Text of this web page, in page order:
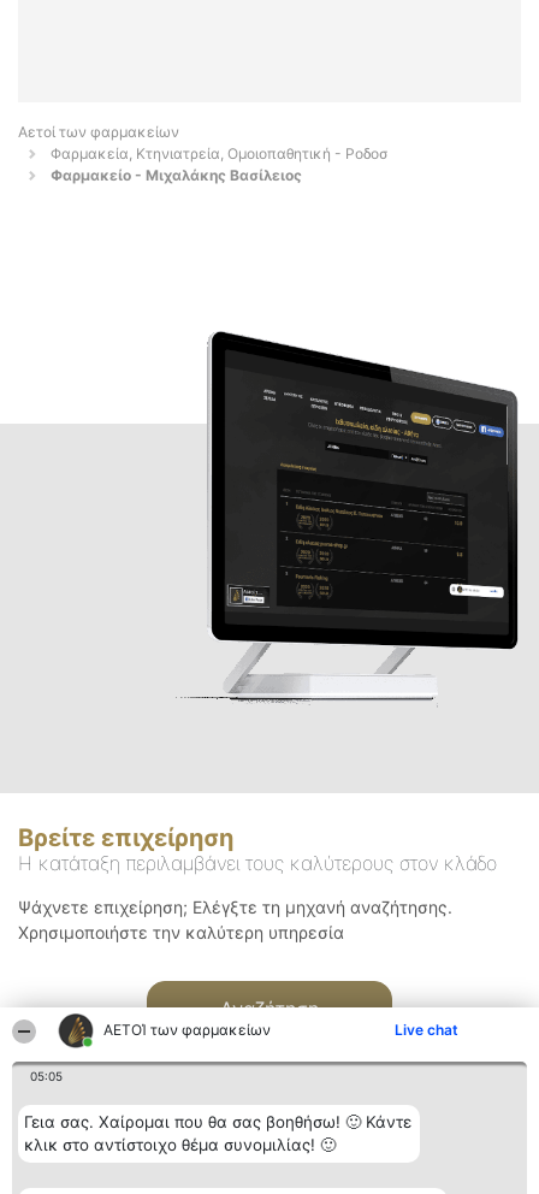
ΑΕΤΟΊ των φαρμακείων Live chat
05:05
Γεια σας. Χαίρομαι που θα σας βοηθήσω! 🙂 Κάντε
κλικ στο αντίστοιχο θέμα συνομιλίας! 🙂
Αετοί των φαρμακείων
Φαρμακεία, Κτηνιατρεία, Ομοιοπαθητική - Ροδοσ
Φαρμακείο - Μιχαλάκης Βασίλειος
Βρείτε επιχείρηση
Η κατάταξη περιλαμβάνει τους καλύτερους στον κλάδο
Ψάχνετε επιχείρηση; Ελέγξτε τη μηχανή αναζήτησης.
Χρησιμοποιήστε την καλύτερη υπηρεσία
Αναζήτηση
Διοργανωτής της
Κατάταξη Επικοινωνία